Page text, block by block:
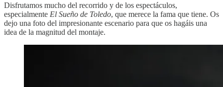
Disfrutamos mucho del recorrido y de los espectáculos,
especialmente El Sueño de Toledo, que merece la fama que tiene. Os
dejo una foto del impresionante escenario para que os hagáis una
idea de la magnitud del montaje.